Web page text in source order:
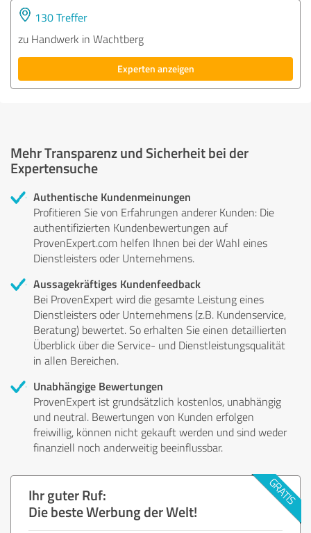
130 Treffer
zu Handwerk in Wachtberg
Experten anzeigen
Mehr Transparenz und Sicherheit bei der
Expertensuche
Authentische Kundenmeinungen
Profitieren Sie von Erfahrungen anderer Kunden: Die
authentifizierten Kundenbewertungen auf
ProvenExpert.com helfen Ihnen bei der Wahl eines
Dienstleisters oder Unternehmens.
Aussagekräftiges Kundenfeedback
Bei ProvenExpert wird die gesamte Leistung eines
Dienstleisters oder Unternehmens (z.B. Kundenservice,
Beratung) bewertet. So erhalten Sie einen detaillierten
Überblick über die Service- und Dienstleistungsqualität
in allen Bereichen.
Unabhängige Bewertungen
ProvenExpert ist grundsätzlich kostenlos, unabhängig
und neutral. Bewertungen von Kunden erfolgen
freiwillig, können nicht gekauft werden und sind weder
finanziell noch anderweitig beeinflussbar.
Ihr guter Ruf:
Die beste Werbung der Welt!